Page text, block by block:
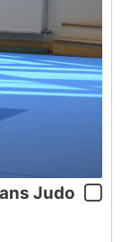
Judo